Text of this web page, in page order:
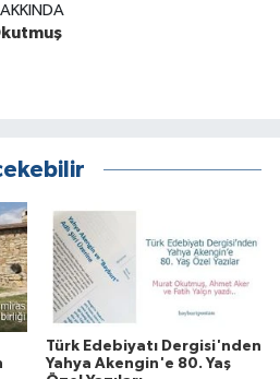
Türk Edebiyatı Dergisi'nden
Yahya Akengin'e 80. Yaş